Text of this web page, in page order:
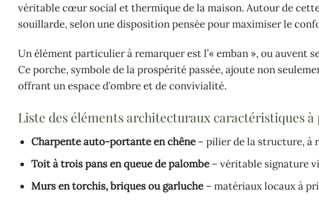
véritable cœur social et thermique de la maison. Autour de
souillarde, selon une disposition pensée pour maximiser le
Un élément particulier à remarquer est l’« emban », ou auvent
Ce porche, symbole de la prospérité passée, ajoute non
offrant un espace d’ombre et de convivialité.
Liste des éléments architecturaux caractéristiques à
Charpente auto-portante en chêne – pilier de la structure, à
Toit à trois pans en queue de palombe – véritable signature
Murs en torchis, briques ou garluche – matériaux locaux à